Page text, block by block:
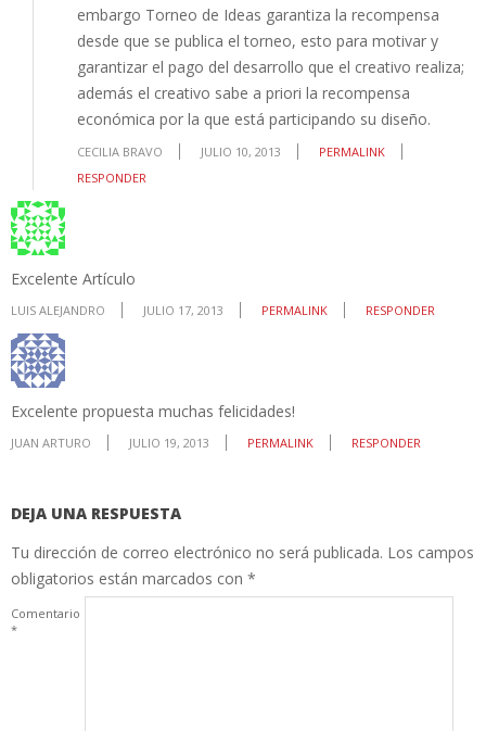
embargo Torneo de Ideas garantiza la recompensa
desde que se publica el torneo, esto para motivar y
garantizar el pago del desarrollo que el creativo realiza;
además el creativo sabe a priori la recompensa
económica por la que está participando su diseño.
CECILIA BRAVO JULIO 10, 2013
PERMALINK
RESPONDER
Excelente Artículo
LUIS ALEJANDRO JULIO 17, 2013 PERMALINK RESPONDER
Excelente propuesta muchas felicidades!
JUAN ARTURO JULIO 19, 2013 PERMALINK RESPONDER
DEJA UNA RESPUESTA
Tu dirección de correo electrónico no será publicada. Los campos
obligatorios están marcados con *
Comentario
*